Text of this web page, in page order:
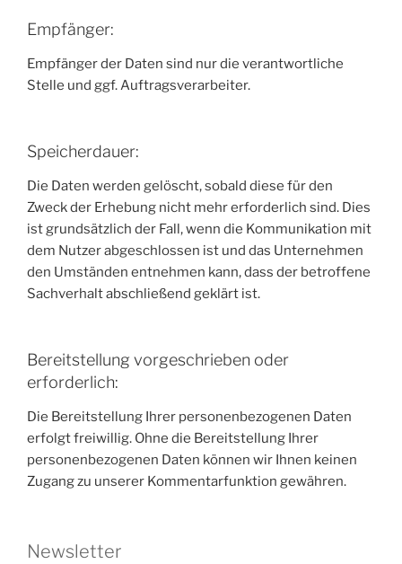
Empfänger:
Empfänger der Daten sind nur die verantwortliche
Stelle und ggf. Auftragsverarbeiter.
Speicherdauer:
Die Daten werden gelöscht, sobald diese für den
Zweck der Erhebung nicht mehr erforderlich sind. Dies
ist grundsätzlich der Fall, wenn die Kommunikation mit
dem Nutzer abgeschlossen ist und das Unternehmen
den Umständen entnehmen kann, dass der betroffene
Sachverhalt abschließend geklärt ist.
Bereitstellung vorgeschrieben oder
erforderlich:
Die Bereitstellung Ihrer personenbezogenen Daten
erfolgt freiwillig. Ohne die Bereitstellung Ihrer
personenbezogenen Daten können wir Ihnen keinen
Zugang zu unserer Kommentarfunktion gewähren.
Newsletter